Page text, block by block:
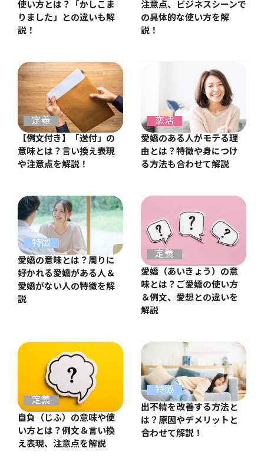
使い方とは？「かしこま
りました」との違いも解
説！
注意点、ビジネスシーンで
の具体的な使い方を解
説！
定義
【例文付き】「送付」の
意味とは？言い換え表現
や注意点を解説！
恋活
愛嬌のある人がモテる理
由とは？特徴や身につけ
る方法も合わせて解説
特徴
愛嬌の意味とは？周りに
好かれる愛嬌がある人＆
愛嬌がない人の特徴を解
説
定義
愛嬌（あいきょう）の意
味とは？ご愛嬌の使い方
＆例文、愛想との違いを
解説
定義
自負（じふ）の意味や使
い方とは？例文＆言い換
え表現、注意点を解説
特徴
出不精を改善する方法と
は？原因やデメリットと
合わせて解説！